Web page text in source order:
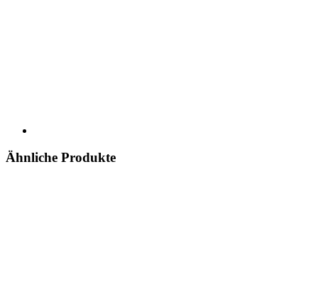
Ähnliche Produkte